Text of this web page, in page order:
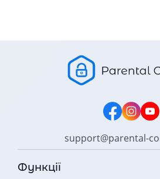
support@parental-
Функції